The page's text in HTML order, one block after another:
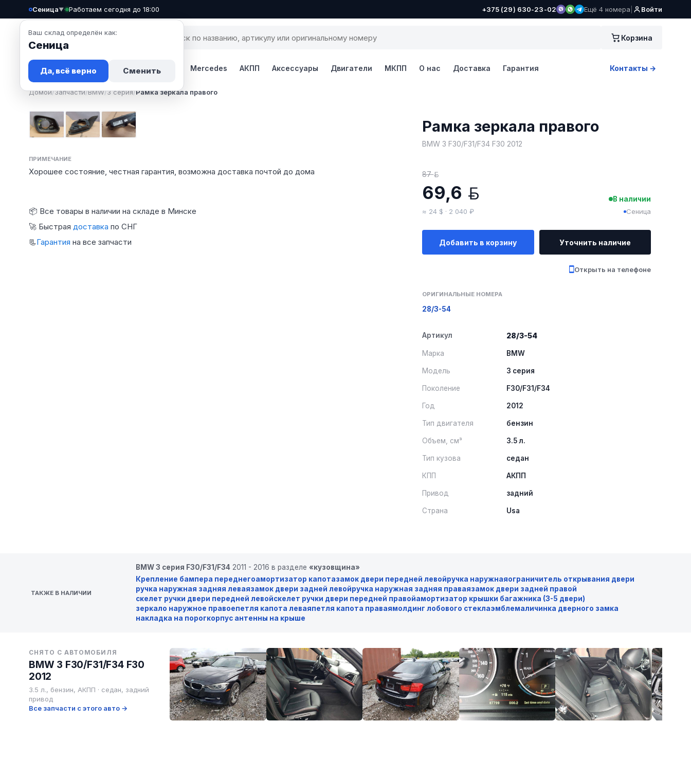
Сеница▼
Ваш склад определён как:
Сеница
Да, всё верно Сменить
· Работаем сегодня до 18:00 +375 (29) 630-23-02 Ещё 4 номера Войти
Корзина
Запчасти Авто Новости Mercedes АКПП Аксессуары Двигатели МКПП О нас Доставка Гарантия Контакты →
Домой/Запчасти/BMW/3 серия/Рамка зеркала правого
ПРИМЕЧАНИЕ
Хорошее состояние, честная гарантия, возможна доставка почтой до дома
📦 Все товары в наличии на складе в Минске
🚀 Быстрая доставка по СНГ
📃Гарантия на все запчасти
Рамка зеркала правого
BMW 3 F30/F31/F34 F30 2012
87
69,6
≈ 24 $ · 2 040 ₽
В наличии
Сеница
Добавить в корзину Уточнить наличие
Открыть на телефоне
ОРИГИНАЛЬНЫЕ НОМЕРА
28/3-54
Артикул 28/3-54
Марка BMW
Модель 3 серия
Поколение F30/F31/F34
Год 2012
Тип двигателя бензин
Объем, см³ 3.5 л.
Тип кузова седан
КПП АКПП
Привод задний
Страна Usa
ТАКЖЕ В НАЛИЧИИ
BMW 3 серия F30/F31/F34 2011 - 2016 в разделе «кузовщина»
Крепление бампера переднегоамортизатор капотазамок двери передней левойручка наружнаяограничитель открывания двери
ручка наружная задняя леваязамок двери задней левойручка наружная задняя праваязамок двери задней правой
скелет ручки двери передней левойскелет ручки двери передней правойамортизатор крышки багажника (3-5 двери)
зеркало наружное правоепетля капота леваяпетля капота праваямолдинг лобового стеклаэмблемаличинка дверного замка
накладка на порогкорпус антенны на крыше
СНЯТО С АВТОМОБИЛЯ
BMW 3 F30/F31/F34 F30
2012
3.5 л., бензин, АКПП · седан, задний
привод
Все запчасти с этого авто →